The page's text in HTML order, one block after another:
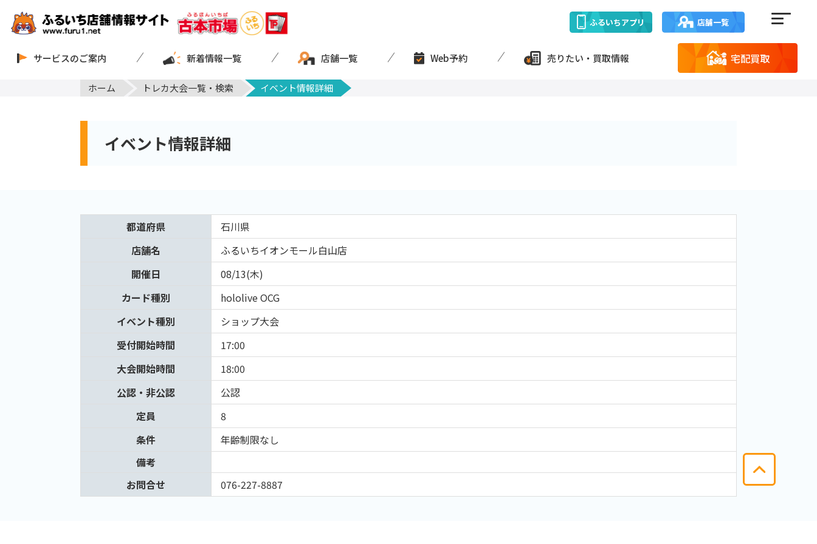
ふるいちアプリ 店舗一覧
サービスのご案内 新着情報一覧 店舗一覧 Web予約 売りたい・買取情報 宅配買取
ホーム トレカ大会一覧・検索 イベント情報詳細
イベント情報詳細
都道府県
石川県
店舗名
ふるいちイオンモール白山店
開催日
08/13(木)
カード種別
hololive OCG
イベント種別
ショップ大会
受付開始時間
17:00
大会開始時間
18:00
公認・非公認
公認
定員
8
条件
年齢制限なし
備考
お問合せ
076-227-8887